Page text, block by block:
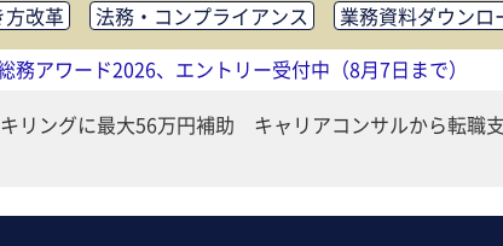
方改革 法務・コンプライアンス
業務資料ダウンロ
社外・社内コミュニケーション活性化
FM・オフ
・コスト削減 アウトソーシング・BPO
調査・レ
務アワード2026、エントリー受付中（8月7日まで）
リングに最大56万円補助 キャリアコンサルから転職